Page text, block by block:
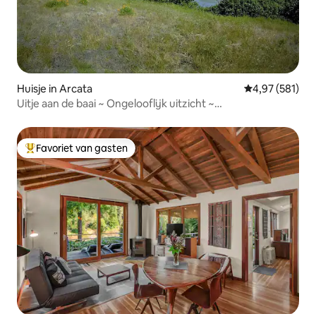
Huisje in Arcata Gemiddelde
4,97 (581)
Uitje aan de baai ~ Ongelooflijk uitzicht ~
Topfavoriet van gasten
Favoriet van gasten